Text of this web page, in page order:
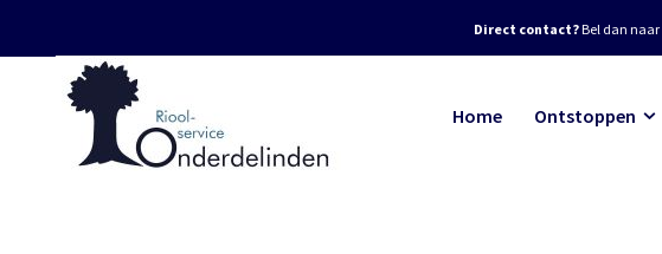
Direct contact?Bel dan naar
Home Ontstoppen